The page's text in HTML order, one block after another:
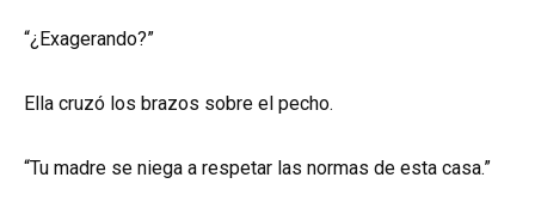
“¿Exagerando?”
Ella cruzó los brazos sobre el pecho.
“Tu madre se niega a respetar las normas de esta casa.”